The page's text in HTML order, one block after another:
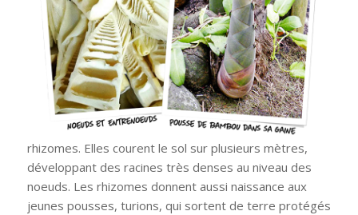
rhizomes. Elles courent le sol sur plusieurs mètres,
développant des racines très denses au niveau des
noeuds. Les rhizomes donnent aussi naissance aux
jeunes pousses, turions, qui sortent de terre protégés